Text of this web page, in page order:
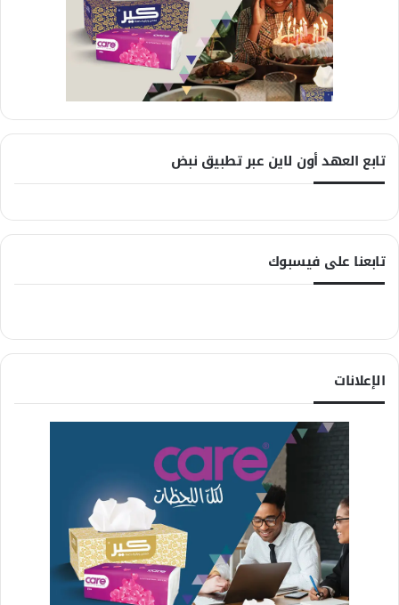
تابع العهد أون لاين عبر تطبيق نبض
تابعنا على فيسبوك
الإعلانات